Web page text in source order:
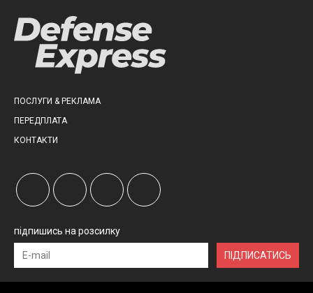
ПОСЛУГИ & РЕКЛАМА
ПЕРЕДПЛАТА
КОНТАКТИ
підпишись на розсилку
ПІДПИСАТИСЬ